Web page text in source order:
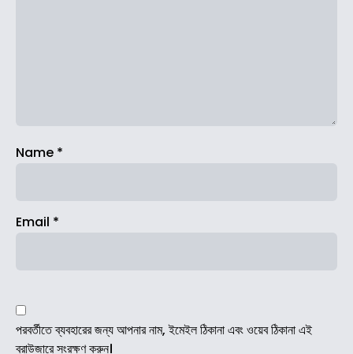
Name *
Email *
পরবর্তীতে ব্যবহারের জন্য আপনার নাম, ইমেইল ঠিকানা এবং ওয়েব ঠিকানা এই
ব্রাউজারে সংরক্ষণ করুন।